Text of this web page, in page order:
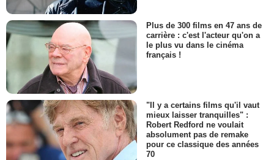
Plus de 300 films en 47 ans de
carrière : c'est l'acteur qu'on a
le plus vu dans le cinéma
français !
"Il y a certains films qu'il vaut
mieux laisser tranquilles" :
Robert Redford ne voulait
absolument pas de remake
pour ce classique des années
70